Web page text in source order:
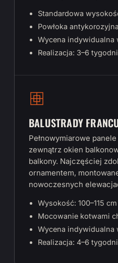
Standardowa
Powłoka
Wycena indywidualna
Realizacja: 3–6 tygodni
BALUSTRADY
Pełnowymiarowe
zewnątrz okien
balkony. Najczęściej
ornamentem,
nowoczesnych
Wysokość: 100–115 cm
Mocowanie kotwami
Wycena indywidualna
Realizacja: 4–6 tygodni